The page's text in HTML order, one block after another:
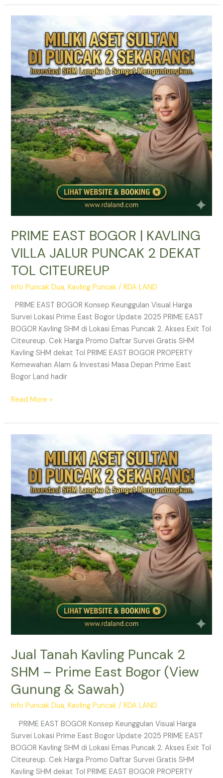
PRIME EAST BOGOR | KAVLING
VILLA JALUR PUNCAK 2 DEKAT
TOL CITEUREUP
Info Puncak Dua,Kavling Puncak /RDA LAND
PRIME EAST BOGOR Konsep Keunggulan Visual Harga
Survei Lokasi Prime East Bogor Update 2025 PRIME EAST
BOGOR Kavling SHM di Lokasi Emas Puncak 2. Akses Exit Tol
Citeureup. Cek Harga Promo Daftar Survei Gratis SHM
Kavling SHM dekat Tol PRIME EAST BOGOR PROPERTY
Kemewahan Alam & Investasi Masa Depan Prime East
Bogor Land hadir
EAST
BOGOR
|
KAVLING
VILLA
JALUR
PUNCAK
2
DEKAT
TOL
CITEUREUP
Read More »
Jual Tanah Kavling Puncak 2
SHM – Prime East Bogor (View
Gunung & Sawah)
Info Puncak Dua,Kavling Puncak /RDA LAND
PRIME EAST BOGOR Konsep Keunggulan Visual Harga
Survei Lokasi Prime East Bogor Update 2025 PRIME EAST
BOGOR Kavling SHM di Lokasi Emas Puncak 2. Akses Exit Tol
Citeureup. Cek Harga Promo Daftar Survei Gratis SHM
Kavling SHM dekat Tol PRIME EAST BOGOR PROPERTY
Tanah
Kavling
Puncak
SHM
–
Prime
East
Bogor
(View
Gunung
&
Sawah)